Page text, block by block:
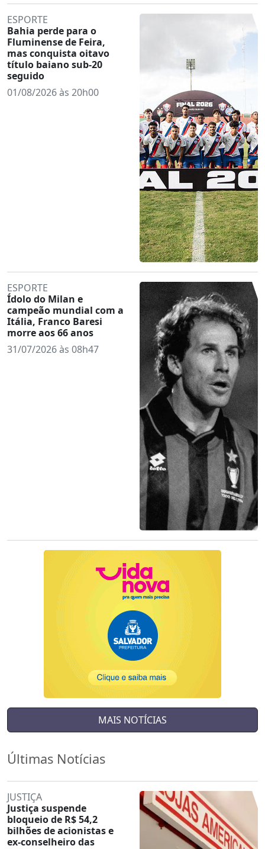
ESPORTE
Bahia perde para o
Fluminense de Feira,
mas conquista oitavo
título baiano sub-20
seguido
01/08/2026 às 20h00
ESPORTE
Ídolo do Milan e
campeão mundial com a
Itália, Franco Baresi
morre aos 66 anos
31/07/2026 às 08h47
MAIS NOTÍCIAS
Últimas Notícias
JUSTIÇA
Justiça suspende
bloqueio de R$ 54,2
bilhões de acionistas e
ex-conselheiro das